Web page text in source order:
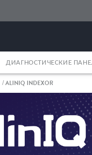
ДИАГНОСТИЧЕСКИЕ
ALINIQ INDEXOR